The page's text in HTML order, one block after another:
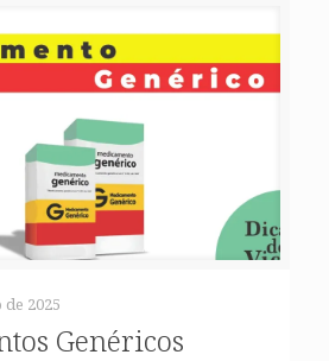
2025
Genéricos